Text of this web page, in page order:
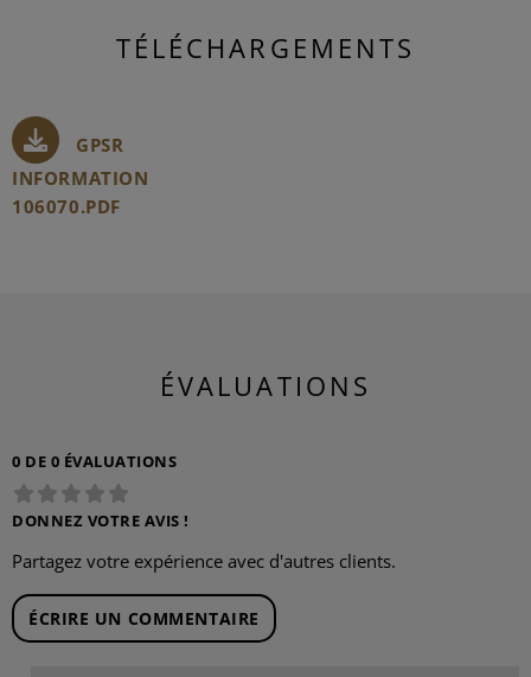
TÉLÉCHARGEMENTS
GPSR
INFORMATION
106070.PDF
ÉVALUATIONS
0 DE 0 ÉVALUATIONS
DONNEZ VOTRE AVIS !
Partagez votre expérience avec d'autres clients.
ÉCRIRE UN COMMENTAIRE